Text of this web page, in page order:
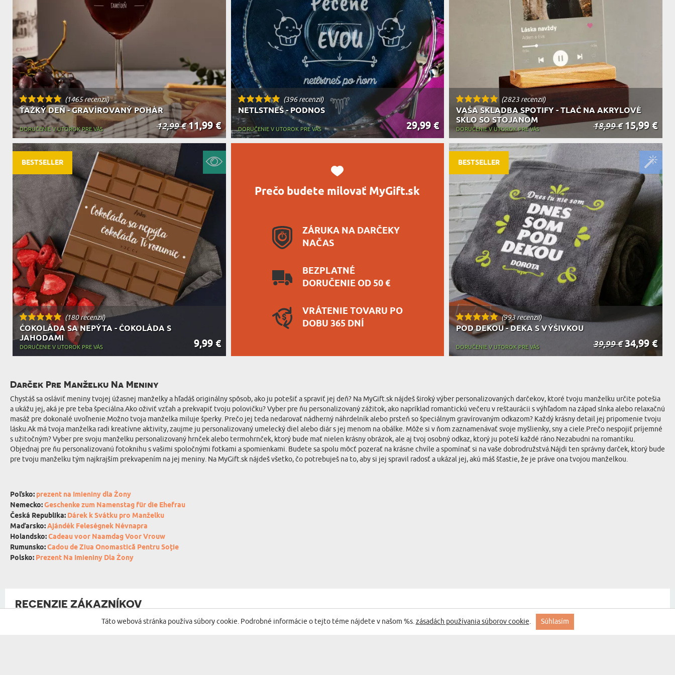
DARČEK PRE SVOKROVCOV
MILOVNÍKA ZVIERAT
NA JEDENIE
CHARAKTERISTYKA DARČEKU
(1465 recenzií)
ŤAŽKÝ DEŇ - GRAVÍROVANÝ POHÁR
12,99 €11,99 €
DORUČENIE V UTOROK PRE VÁS
(396 recenzií)
NETLSTNEŠ - PODNOS
29,99 €
DORUČENIE V UTOROK PRE VÁS
Prečo budete milovať MyGift.sk
ZÁRUKA NA DARČEKY
NAČAS
BEZPLATNÉ
DORUČENIE OD 50 €
VRÁTENIE TOVARU PO
DOBU 365 DNÍ
(2823 recenzií)
VAŠA SKLADBA SPOTIFY - TLAČ NA AKRYLOVÉ
SKLO SO STOJANOM
18,99 €15,99 €
DORUČENIE V UTOROK PRE VÁS
(180 recenzií)
ČOKOLÁDA SA NEPÝTA - ČOKOLÁDA S
JAHODAMI
9,99 €
DORUČENIE V UTOROK PRE VÁS
BESTSELLER
(993 recenzií)
POD DEKOU - DEKA S VÝŠIVKOU
39,99 €34,99 €
DORUČENIE V UTOROK PRE VÁS
BESTSELLER
Darček Pre Manželku Na Meniny
Chystáš sa osláviť meniny tvojej úžasnej manželky a hľadáš originálny spôsob, ako ju potešiť a spraviť jej deň? Na MyGift.sk nájdeš široký výber personalizovaných darčekov, ktoré tvoju manželku určite potešia
a ukážu jej, aká je pre teba špeciálna.Ako oživiť vzťah a prekvapiť tvoju polovičku? Vyber pre ňu personalizovaný zážitok, ako napríklad romantickú večeru v reštaurácii s výhľadom na západ slnka alebo relaxačnú
masáž pre dokonalé uvoľnenie.Možno tvoja manželka miluje šperky. Prečo jej teda nedarovať nádherný náhrdelník alebo prsteň so špeciálnym gravírovaným odkazom? Každý krásny detail jej pripomenie tvoju
lásku.Ak má tvoja manželka radi kreatívne aktivity, zaujme ju personalizovaný umelecký diel alebo diár s jej menom na obálke. Môže si v ňom zaznamenávať svoje myšlienky, sny a ciele.Prečo nespojiť príjemné
s užitočným? Vyber pre svoju manželku personalizovaný hrnček alebo termohrnček, ktorý bude mať nielen krásny obrázok, ale aj tvoj osobný odkaz, ktorý ju poteší každé ráno.Nezabudni na romantiku.
Objednaj pre ňu personalizovanú fotoknihu s vašimi spoločnými fotkami a spomienkami. Budete sa spolu môcť pozerať na krásne chvíle a spomínať si na vaše dobrodružstvá.Nájdi ten správny darček, ktorý bude
pre tvoju manželku tým najkrajším prekvapením na jej meniny. Na MyGift.sk nájdeš všetko, čo potrebuješ na to, aby si jej spravil radosť a ukázal jej, akú máš šťastie, že je práve ona tvojou manželkou.
Poľsko: prezent na Imieniny dla Żony
Nemecko:Geschenke zum Namenstag für die Ehefrau
Česká Republika: Dárek k Svátku pro Manželku
Maďarsko:Ajándék Feleségnek Névnapra
Holandsko:Cadeau voor Naamdag Voor Vrouw
Rumunsko:Cadou de Ziua Onomastică Pentru Soție
Polsko: Prezent Na Imieniny Dla Żony
RECENZIE ZÁKAZNÍKOV
NA ZÁKLADE34064 RECENZIÍ
Táto webová stránka používa súbory cookie. Podrobné informácie o tejto téme nájdete v našom %s.zásadách používania súborov cookie. Súhlasím